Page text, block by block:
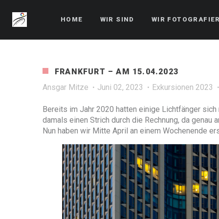
HOME WIR SIND WIR
FRANKFURT – AM 15.04.2023
Ansgar Mitze
Juni 02, 2023 Exkursionen 2023
Bereits im Jahr 2020 hatten einige Lichtfänger
damals einen Strich durch die Rechnung, da
Nun haben wir Mitte April an einem Wochenende